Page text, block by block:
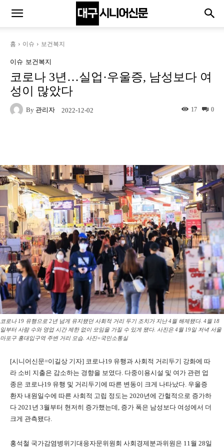
홈 이슈 보건복지
이슈 보건복지
코로나 3년…실업·우울증, 남성보다 여
성이 많았다
By 관리자 2022-12-02 0
17
코로나 19 유행으로 2년 넘게 유지됐던 사회적 거리 두기 조치가 지난 4월 해제됐다. 4월 18
일부터 사람 수와 영업 시간 제한 없이 모임을 가질 수 있게 됐다. 사진은 4월 19일 저녁 서울
마포구 홍대입구역 주변 거리 모습. 사진=국민소통실
[시니어신문=이길상 기자] 코로나19 유행과 사회적 거리두기 강화에 따
라 소비 지출은 감소하는 경향을 보였다. 다중이용시설 및 여가 관련 업
종은 코로나19 유행 및 거리두기에 따른 변동이 크게 나타났다. 우울증
환자 내원일수에 따른 사회적 고립 정도는 2020년에 간헐적으로 증가하
다 2021년 3월부터 현저히 증가했는데, 증가 폭은 남성보다 여성에서 더
크게 관측됐다.
홍석철 국가감염병위기대응자문위원회 사회경제분과위원은 11월 28일